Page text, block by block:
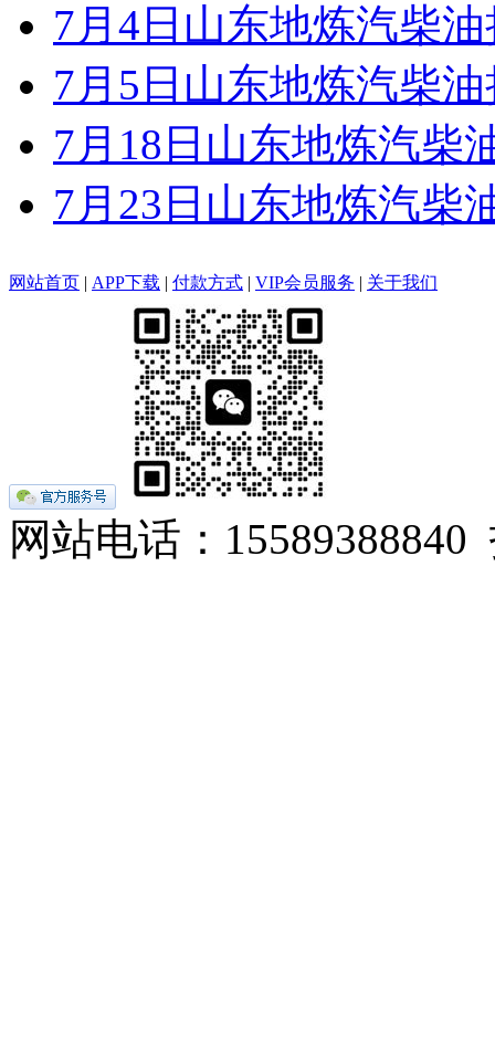
7月4日山东地炼汽柴
7月5日山东地炼汽柴
7月18日山东地炼汽柴
7月23日山东地炼汽柴
网站首页 | APP下载 | 付款方式 | VIP会员服务 | 关于我们
网站电话：